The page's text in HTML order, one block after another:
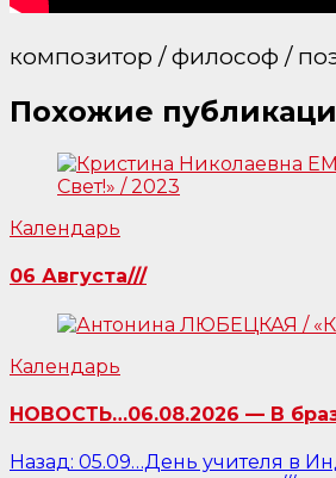
композитор / философ /
Похожие
Календарь
06 Августа///
Календарь
НОВОСТЬ…06.08.2026 — В
Навигация
Назад: 05.09…День учителя в